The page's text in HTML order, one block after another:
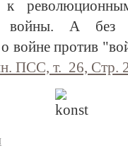
к
войны. А без
войне против
ПСС, т. 26, Стр.